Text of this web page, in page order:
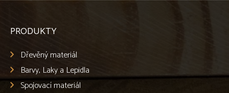
PRODUKTY
Dřevěný materiál
Barvy, Laky a Lepidla
Spojovací materiál